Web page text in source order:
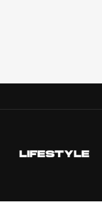
LIFESTYLE